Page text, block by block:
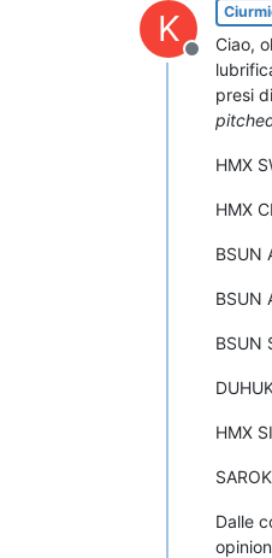
K
Non in
Ciao,
presi
HMX
HMX
BSUN
BSUN
BSUN
HMX
Dalle